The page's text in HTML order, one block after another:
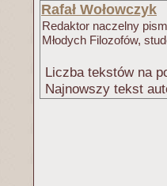
Rafał Wołowczyk
Redaktor naczelny
Młodych Filozofów,
Liczba tekstów na
Najnowszy tekst